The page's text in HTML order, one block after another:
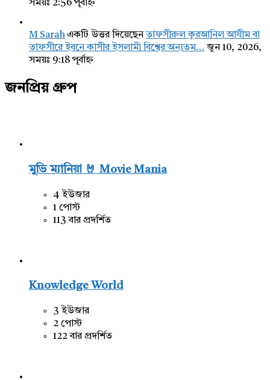
সময়ঃ 2:56 পূর্বাহ্ন
M Sarahএকটি উত্তর দিয়েছেনতাফসীরুল কুরআনিল আযীম বা
তাফসীরে ইবনে কাসীর ইসলামী বিশ্বের অন্যতম… জুন 10, 2026,
সময়ঃ 9:18 পূর্বাহ্ন
জনপ্রিয় গ্রুপ
মুভি ম্যানিয়া 🤘 Movie Mania
4 ইউজার
1 পোস্ট
113 বার প্রদর্শিত
Knowledge World
3 ইউজার
2 পোস্ট
122 বার প্রদর্শিত